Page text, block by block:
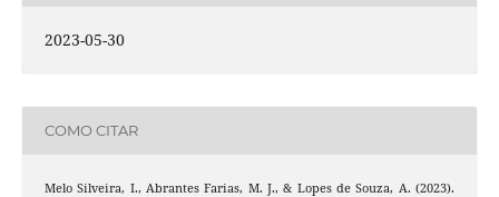
2023-05-30
COMO CITAR
Melo Silveira, I., Abrantes Farias, M. J., & Lopes de Souza, A. (2023).